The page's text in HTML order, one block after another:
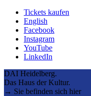
Tickets kaufen
English
Facebook
Instagram
YouTube
LinkedIn
DAI Heidelberg.
Das Haus der Kultur.
→ Sie befinden sich hier